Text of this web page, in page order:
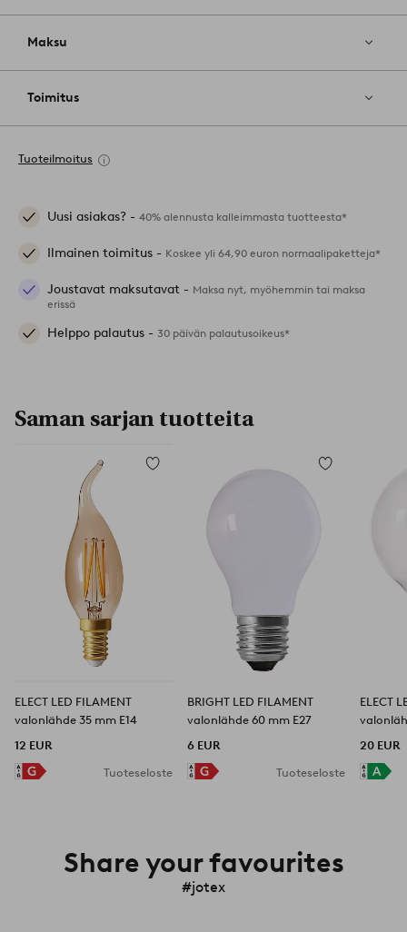
Maksu
Toimitus
Tuoteilmoitus
Uusi asiakas? - 40% alennusta kalleimmasta tuotteesta*
Ilmainen toimitus - Koskee yli 64,90 euron normaalipaketteja*
Joustavat maksutavat - Maksa nyt, myöhemmin tai maksa
erissä
Helppo palautus - 30 päivän palautusoikeus*
Saman sarjan tuotteita
Lisää
ELECT LED FILAMENT
valonlähde 35 mm E14
12 EUR
Tuoteseloste
Lisää
BRIGHT LED FILAMENT
valonlähde 60 mm E27
6 EUR
Tuoteseloste
ELECT
20 EUR
Share your favourites
#jotex